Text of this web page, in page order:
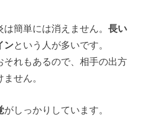
は簡単には消えません。長い
ンという人が多いです。
それもあるので、相手の出方
せん。
がしっかりしています。